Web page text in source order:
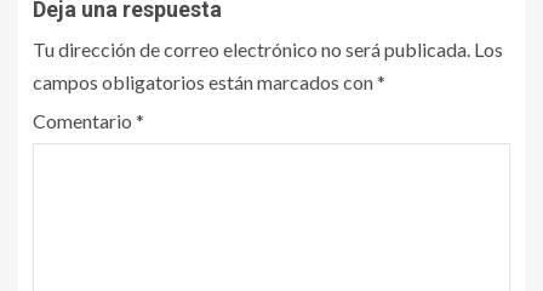
Deja una respuesta
Tu dirección de correo electrónico no será publicada. Los
campos obligatorios están marcados con*
Comentario *